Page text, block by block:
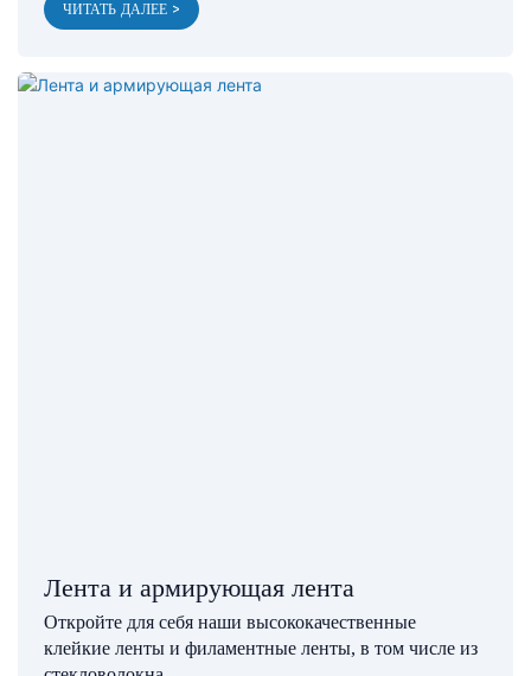
ЧИТАТЬ ДАЛЕЕ >
Лента и армирующая лента
Откройте для себя наши высококачественные
клейкие ленты и филаментные ленты, в том числе из